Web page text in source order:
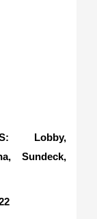
Lobby,
Sundeck,